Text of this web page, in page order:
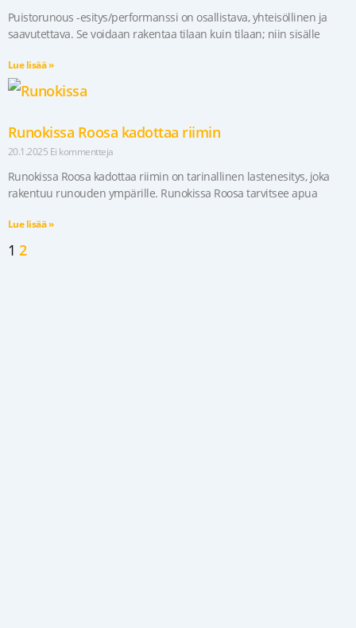
Puistorunous -esitys/performanssi on osallistava, yhteisöllinen ja
saavutettava. Se voidaan rakentaa tilaan kuin tilaan; niin sisälle
Lue lisää »
Runokissa Roosa kadottaa riimin
20.1.2025 Ei kommentteja
Runokissa Roosa kadottaa riimin on tarinallinen lastenesitys, joka
rakentuu runouden ympärille. Runokissa Roosa tarvitsee apua
Lue lisää »
1 2